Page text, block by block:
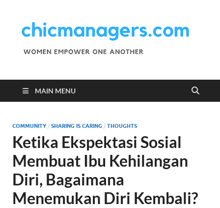
MAIN MENU
COMMUNITY / SHARING IS CARING / THOUGHTS
Ketika Ekspektasi Sosial
Membuat Ibu Kehilangan
Diri, Bagaimana
Menemukan Diri Kembali?